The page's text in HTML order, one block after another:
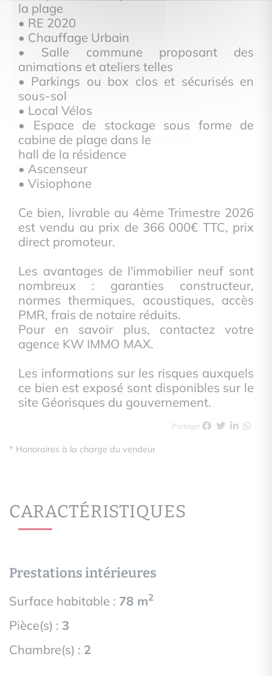
la plage
• RE 2020
• Chauffage Urbain
• Salle commune proposant des
animations et ateliers telles
• Parkings ou box clos et sécurisés en
sous-sol
• Local Vélos
• Espace de stockage sous forme de
cabine de plage dans le
hall de la résidence
• Ascenseur
• Visiophone
Ce bien, livrable au 4ème Trimestre 2026
est vendu au prix de 366 000€ TTC, prix
direct promoteur.
Les avantages de l'immobilier neuf sont
nombreux : garanties constructeur,
normes thermiques, acoustiques, accès
PMR, frais de notaire réduits.
Pour en savoir plus, contactez votre
agence KW IMMO MAX.
Les informations sur les risques auxquels
ce bien est exposé sont disponibles sur le
site Géorisques du gouvernement.
Partager
* Honoraires à la charge du vendeur
CARACTÉRISTIQUES
Prestations intérieures
Surface habitable : 78 m2
Pièce(s) : 3
Chambre(s) : 2